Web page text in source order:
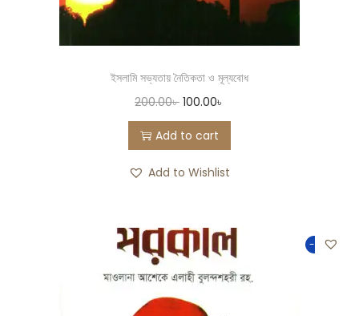
ইসলামি সভ্যতায় নৈতিকতা ও মূল্যবোধ
200.00৳ 100.00৳
Add to cart
Add to Wishlist
-50%